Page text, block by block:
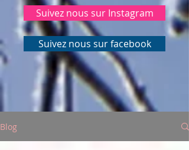
Suivez nous sur Instagram
Suivez nous sur facebook
Blog